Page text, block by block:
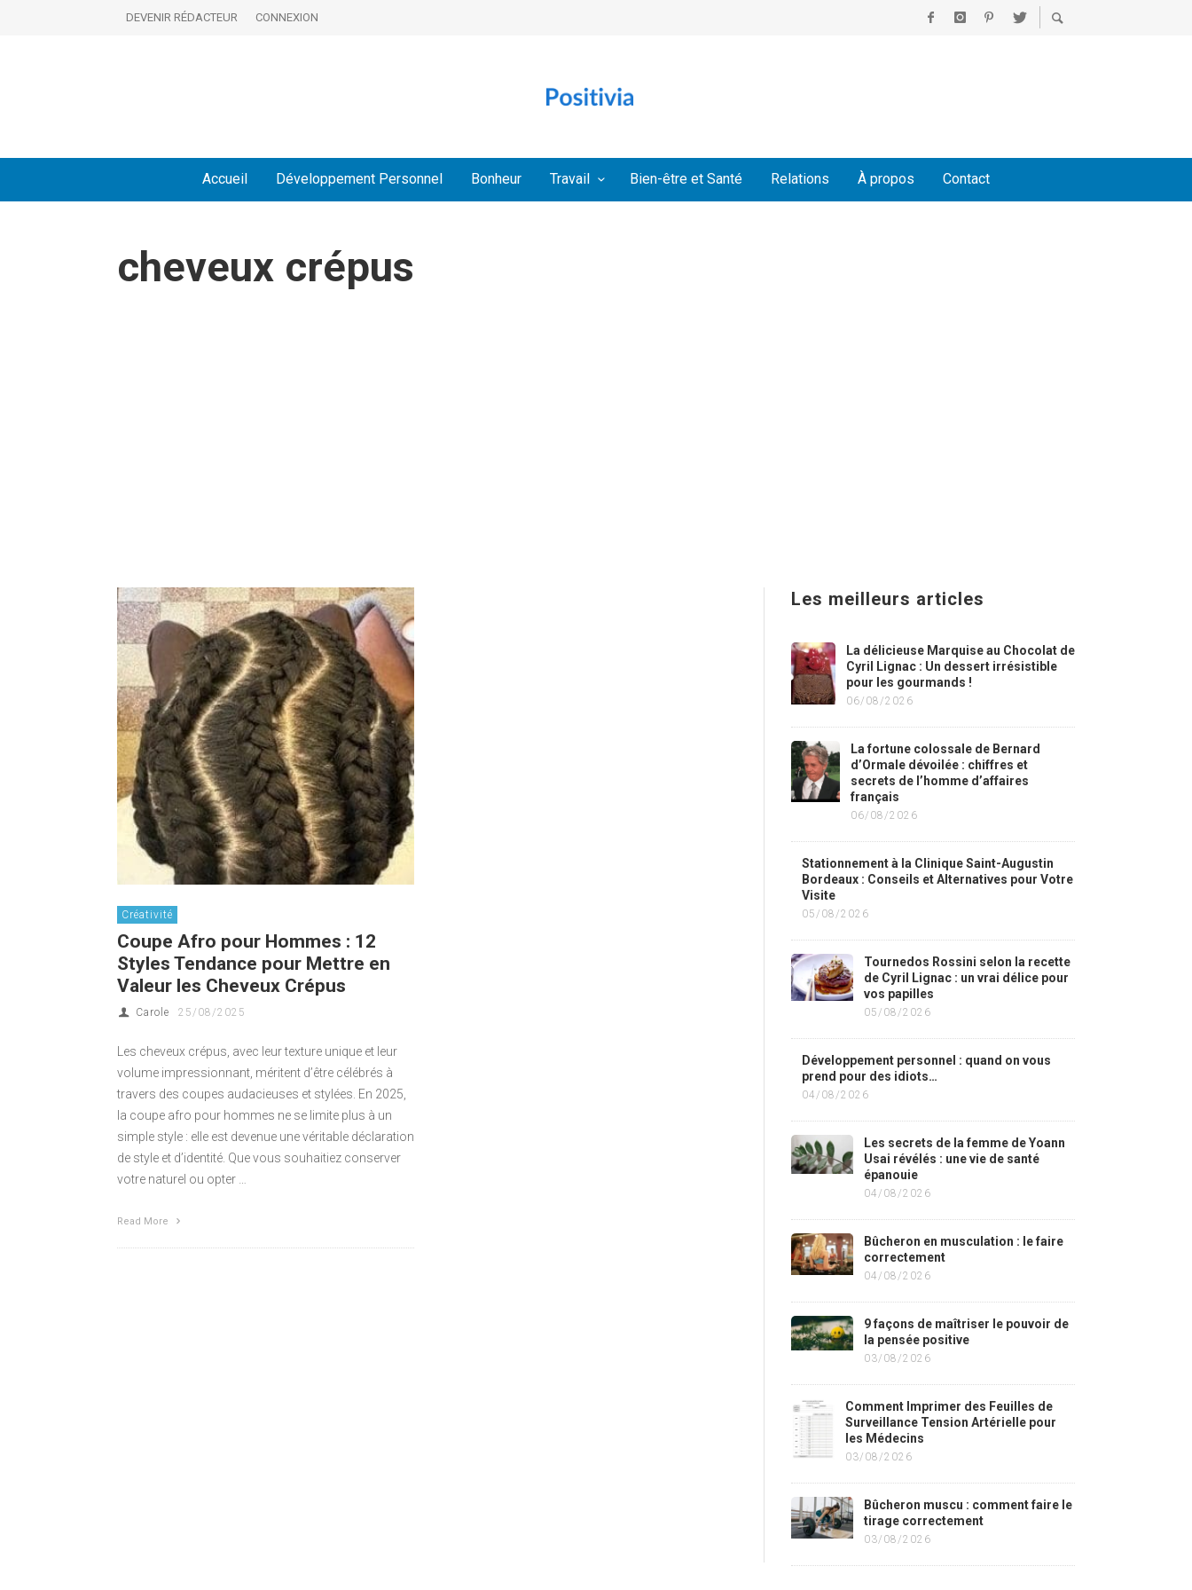
DEVENIR RÉDACTEUR CONNEXION
Accueil Développement Personnel Bonheur Travail Bien-être et Santé Relations À propos Contact
cheveux crépus
Créativité
Coupe Afro pour Hommes : 12
Styles Tendance pour Mettre en
Valeur les Cheveux Crépus
Carole 25/08/2025
Les cheveux crépus, avec leur texture unique et leur
volume impressionnant, méritent d’être célébrés à
travers des coupes audacieuses et stylées. En 2025,
la coupe afro pour hommes ne se limite plus à un
simple style : elle est devenue une véritable déclaration
de style et d’identité. Que vous souhaitiez conserver
votre naturel ou opter …
Read More
Les meilleurs articles
La délicieuse Marquise au Chocolat de
Cyril Lignac : Un dessert irrésistible
pour les gourmands !
06/08/2026
La fortune colossale de Bernard
d’Ormale dévoilée : chiffres et
secrets de l’homme d’affaires
français
06/08/2026
Stationnement à la Clinique Saint-Augustin
Bordeaux : Conseils et Alternatives pour Votre
Visite
05/08/2026
Tournedos Rossini selon la recette
de Cyril Lignac : un vrai délice pour
vos papilles
05/08/2026
Développement personnel : quand on vous
prend pour des idiots…
04/08/2026
Les secrets de la femme de Yoann
Usai révélés : une vie de santé
épanouie
04/08/2026
Bûcheron en musculation : le faire
correctement
04/08/2026
9 façons de maîtriser le pouvoir de
la pensée positive
03/08/2026
Comment Imprimer des Feuilles de
Surveillance Tension Artérielle pour
les Médecins
03/08/2026
Bûcheron muscu : comment faire le
tirage correctement
03/08/2026